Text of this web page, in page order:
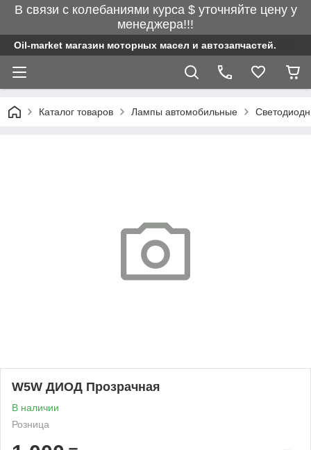
В связи с колебаниями курса $ уточняйте цену у
менеджера!!!
Oil-market магазин моторных масел и автозапчастей.
Каталог товаров Лампы автомобильные
W5W ДИОД Прозрачная
В наличии
Розница